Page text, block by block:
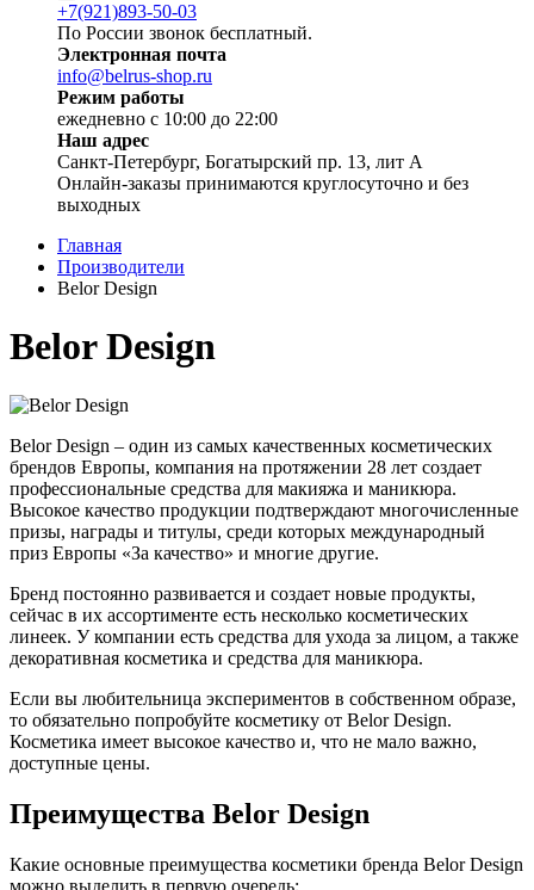
+7(921)893-50-03
По России звонок бесплатный.
Электронная почта
info@belrus-shop.ru
Режим работы
ежедневно с 10:00 до 22:00
Наш адрес
Санкт-Петербург, Богатырский пр. 13, лит А
Онлайн-заказы принимаются круглосуточно и без
выходных
Главная
Производители
Belor Design
Belor Design
Belor Design – один из самых качественных косметических
брендов Европы, компания на протяжении 28 лет создает
профессиональные средства для макияжа и маникюра.
Высокое качество продукции подтверждают многочисленные
призы, награды и титулы, среди которых международный
приз Европы «За качество» и многие другие.
Бренд постоянно развивается и создает новые продукты,
сейчас в их ассортименте есть несколько косметических
линеек. У компании есть средства для ухода за лицом, а также
декоративная косметика и средства для маникюра.
Если вы любительница экспериментов в собственном образе,
то обязательно попробуйте косметику от Belor Design.
Косметика имеет высокое качество и, что не мало важно,
доступные цены.
Преимущества Belor Design
Какие основные преимущества косметики бренда Belor Design
можно выделить в первую очередь: